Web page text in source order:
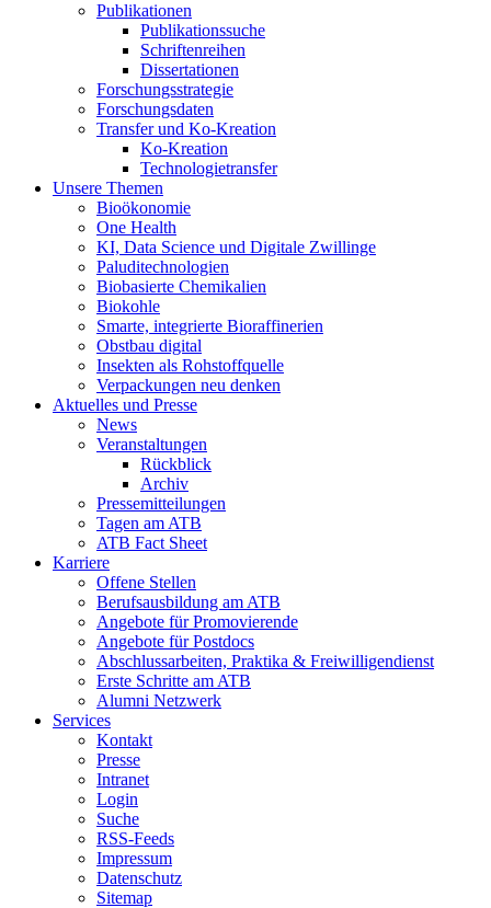
Publikationen
Publikationssuche
Schriftenreihen
Dissertationen
Forschungsstrategie
Forschungsdaten
Transfer und Ko-Kreation
Ko-Kreation
Technologietransfer
Unsere Themen
Bioökonomie
One Health
KI, Data Science und Digitale Zwillinge
Paluditechnologien
Biobasierte Chemikalien
Biokohle
Smarte, integrierte Bioraffinerien
Obstbau digital
Insekten als Rohstoffquelle
Verpackungen neu denken
Aktuelles und Presse
News
Veranstaltungen
Rückblick
Archiv
Pressemitteilungen
Tagen am ATB
ATB Fact Sheet
Karriere
Offene Stellen
Berufsausbildung am ATB
Angebote für Promovierende
Angebote für Postdocs
Abschlussarbeiten, Praktika & Freiwilligendienst
Erste Schritte am ATB
Alumni Netzwerk
Services
Kontakt
Presse
Intranet
Login
Suche
RSS-Feeds
Impressum
Datenschutz
Sitemap